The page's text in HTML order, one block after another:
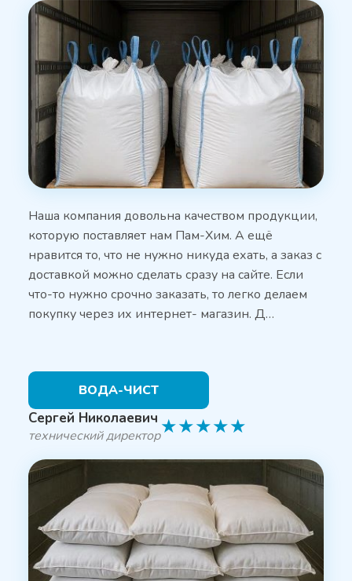
Наша компания довольна качеством продукции,
которую поставляет нам Пам-Хим. А ещё
нравится то, что не нужно никуда ехать, а заказ с
доставкой можно сделать сразу на сайте. Если
что-то нужно срочно заказать, то легко делаем
покупку через их интернет- магазин. Д…
ВОДА-ЧИСТ
Сергей Николаевич
технический директор★★★★★